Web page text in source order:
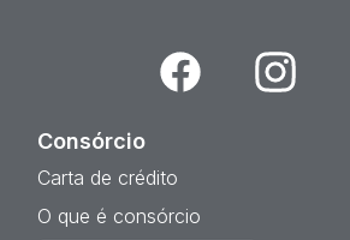
Facebook Instagram
Consórcio
Carta de crédito
O que é consórcio